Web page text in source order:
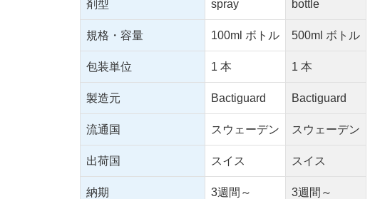
剤型 spray bottle
規格・容量 100ml ボトル 500ml ボトル
包装単位 1 本 1 本
製造元 Bactiguard Bactiguard
流通国 スウェーデン スウェーデン
出荷国 スイス スイス
納期 3週間～ 3週間～